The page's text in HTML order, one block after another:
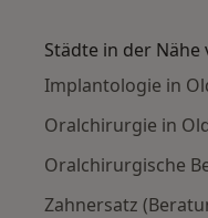
Städte in der
Implantologie in
Oralchirurgie in
Oralchirurgische
Zahnersatz